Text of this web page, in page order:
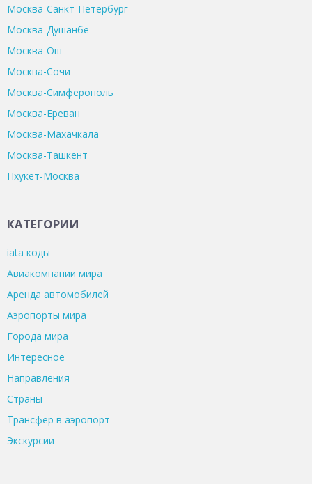
Москва-Санкт-Петербург
Москва-Душанбе
Москва-Ош
Москва-Сочи
Москва-Симферополь
Москва-Ереван
Москва-Махачкала
Москва-Ташкент
Пхукет-Москва
КАТЕГОРИИ
iata коды
Авиакомпании мира
Аренда автомобилей
Аэропорты мира
Города мира
Интересное
Направления
Страны
Трансфер в аэропорт
Экскурсии